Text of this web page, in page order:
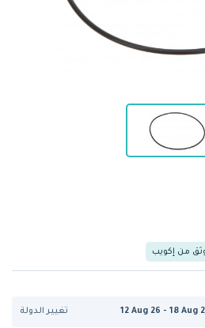
من إكويب
12 Aug 26 - 18 Aug تغيير الدولة